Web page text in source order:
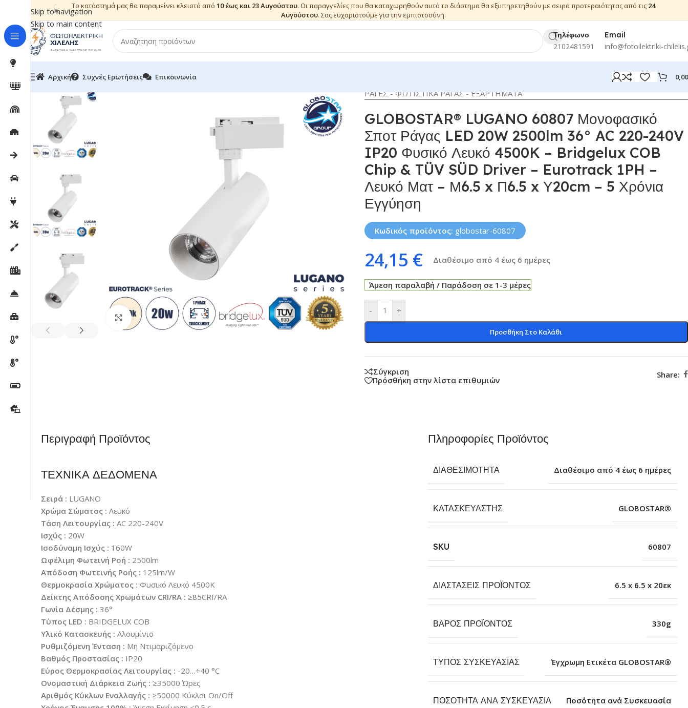
Skip to navigation
Skip to main content
☀️ Το κατάστημά μας θα παραμείνει κλειστό από 10 έως και 23 Αυγούστου. Οι παραγγελίες που θα καταχωρηθούν αυτό το διάστημα θα εξυπηρετηθούν με σειρά προτεραιότητας από τις 24
Αυγούστου. Σας ευχαριστούμε για την εμπιστοσύνη.
Τηλέφωνο
2102481591
Email
info@fotoilektriki-
Αρχική Συχνές Ερωτήσεις Επικοινωνία
Κλικ για μεγέθυνση
ΡΑΓΕΣ - ΦΩΤΙΣΤΙΚΑ ΡΑΓΑΣ - ΕΞΑΡΤΗΜΑΤΑ
GLOBOSTAR® LUGANO 60807 Μονοφασικό
Σποτ Ράγας LED 20W 2500lm 36° AC 220-240V
IP20 Φυσικό Λευκό 4500K – Bridgelux COB
Chip & TÜV SÜD Driver – Eurotrack 1PH –
Λευκό Ματ – Μ6.5 x Π6.5 x Υ20cm – 5 Χρόνια
Εγγύηση
Κωδικός προϊόντος: globostar-60807
24,15 € Διαθέσιμο από 4 έως 6 ημέρες
Άμεση παραλαβή / Παράδοση σε 1-3 μέρες
- +
Προσθήκη Στο Καλάθι
Σύγκριση
Πρόσθήκη στην λίστα επιθυμιών
Share:
Περιγραφή Προϊόντος
ΤΕΧΝΙΚΑ ΔΕΔΟΜΕΝΑ
Σειρά : LUGANO
Χρώμα Σώματος : Λευκό
Τάση Λειτουργίας : AC 220-240V
Ισχύς : 20W
Ισοδύναμη Ισχύς : 160W
Ωφέλιμη Φωτεινή Ροή : 2500lm
Απόδοση Φωτεινής Ροής : 125lm/W
Θερμοκρασία Χρώματος : Φυσικό Λευκό 4500K
Δείκτης Απόδοσης Χρωμάτων CRI/RA : ≥85CRI/RA
Γωνία Δέσμης : 36°
Τύπος LED : BRIDGELUX COB
Υλικό Κατασκευής : Αλουμίνιο
Ρυθμιζόμενη Ένταση : Μη Ντιμαριζόμενο
Βαθμός Προστασίας : IP20
Εύρος Θερμοκρασίας Λειτουργίας : -20…+40 °C
Ονομαστική Διάρκεια Ζωής : ≥35000 Ώρες
Αριθμός Κύκλων Εναλλαγής : ≥50000 Κύκλοι On/Off
Πληροφορίες Προϊόντος
ΔΙΑΘΕΣΙΜΌΤΗΤΑ Διαθέσιμο από 4 έως 6 ημέρες
ΚΑΤΑΣΚΕΥΑΣΤΉΣ GLOBOSTAR®
SKU 60807
ΔΙΑΣΤΆΣΕΙΣ ΠΡΟΪΌΝΤΟΣ 6.5 x 6.5 x 20εκ
ΒΆΡΟΣ ΠΡΟΪΌΝΤΟΣ 330g
ΤΎΠΟΣ ΣΥΣΚΕΥΑΣΊΑΣ Έγχρωμη Ετικέτα GLOBOSTAR®
ΠΟΣΌΤΗΤΑ ΑΝΆ ΣΥΣΚΕΥΑΣΊΑ Ποσότητα ανά Συσκευασία